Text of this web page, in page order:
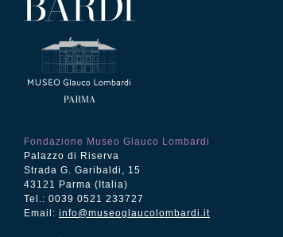
Fondazione Museo Glauco Lombardi
Palazzo di Riserva
Strada G. Garibaldi, 15
43121 Parma (Italia)
Tel.: 0039 0521 233727
Email: info@museoglaucolombardi.it